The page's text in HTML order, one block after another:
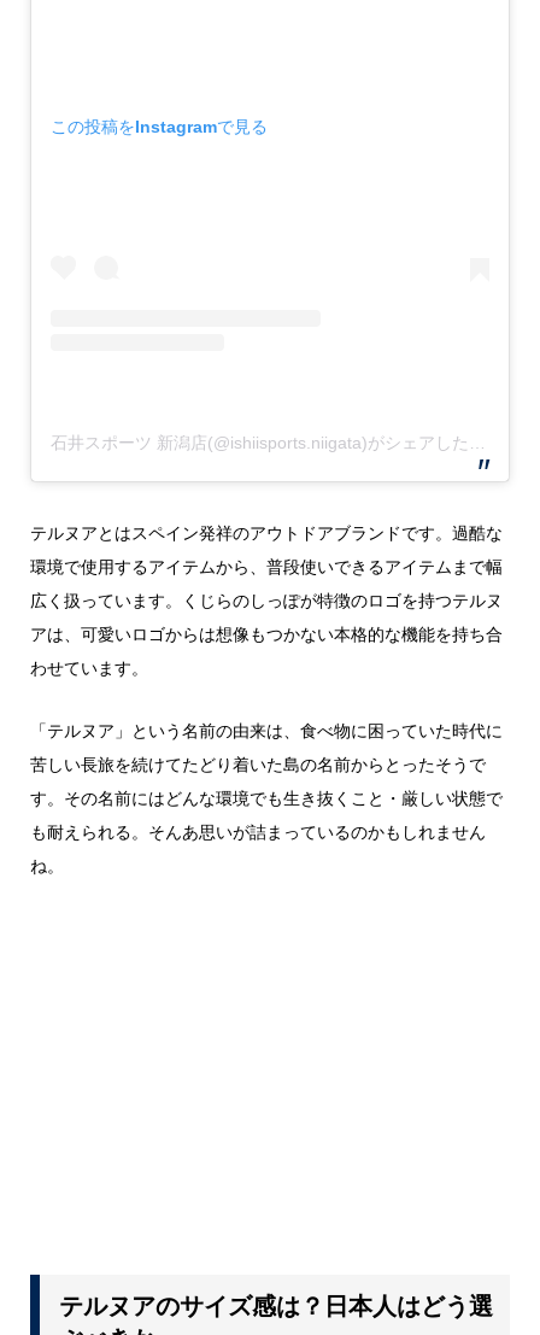
この投稿をInstagramで見る
テルヌアとはスペイン発祥のアウトドアブランドです。過酷な
環境で使用するアイテムから、普段使いできるアイテムまで幅
広く扱っています。くじらのしっぽが特徴のロゴを持つテルヌ
アは、可愛いロゴからは想像もつかない本格的な機能を持ち合
わせています。
「テルヌア」という名前の由来は、食べ物に困っていた時代に
苦しい長旅を続けてたどり着いた島の名前からとったそうで
す。その名前にはどんな環境でも生き抜くこと・厳しい状態で
も耐えられる。そんあ思いが詰まっているのかもしれません
ね。
テルヌアのサイズ感は？日本人はどう選